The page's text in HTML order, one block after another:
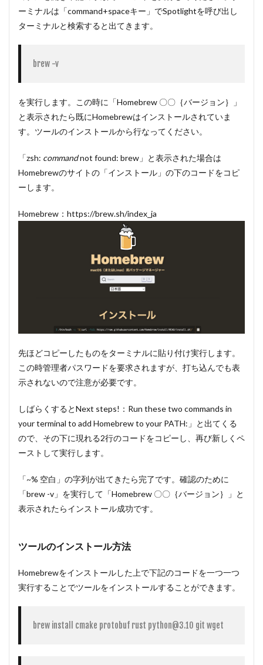
ーミナルは「command+spaceキー」でSpotlightを呼び出し
ターミナルと検索すると出てきます。
brew -v
を実行します。この時に「Homebrew 〇〇｛バージョン｝」
と表示されたら既にHomebrewはインストールされていま
す。ツールのインストールから行なってください。
「zsh: commandnot found: brew」と表示された場合は
Homebrewのサイトの「インストール」の下のコードをコピ
ーします。
Homebrew：https://brew.sh/index_ja
先ほどコピーしたものをターミナルに貼り付け実行します。
この時管理者パスワードを要求されますが、打ち込んでも表
示されないので注意が必要です。
しばらくするとNext steps!：Run these two commands in
your terminal to add Homebrew to your PATH:」と出てくる
ので、その下に現れる2行のコードをコピーし、再び新しくペ
ーストして実行します。
「~% 空白」の字列が出てきたら完了です。確認のために
「brew -v」を実行して「Homebrew 〇〇｛バージョン｝」と
表示されたらインストール成功です。
ツールのインストール方法
Homebrewをインストールした上で下記のコードを一つ一つ
実行することでツールをインストールすることができます。
brew install cmake protobuf rust python@3.10 git wget